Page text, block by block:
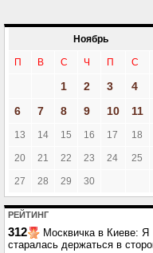
Ноябрь
П В С Ч П С
1 2 3 4
6
7 8 9 10 11
13 14 15 16 17 18
20 21 22 23 24 25
27 28 29 30
РЕЙТИНГ
312
Москвичка в Киеве: Я
старалась держаться в